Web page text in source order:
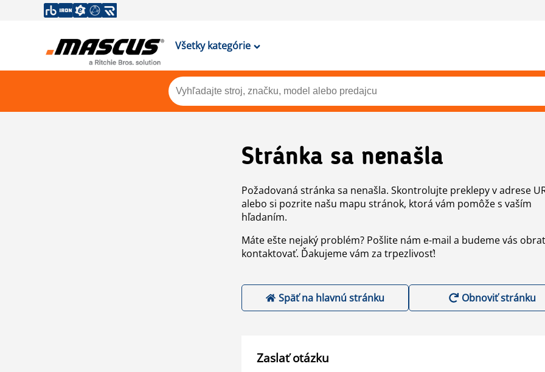
Všetky kategórie
Stránka sa nenašla
Požadovaná stránka sa nenašla. Skontrolujte preklepy v adrese
alebo si pozrite našu mapu stránok, ktorá vám pomôže s vaším
hľadaním.
Máte ešte nejaký problém? Pošlite nám e-mail a budeme vás
kontaktovať. Ďakujeme vám za trpezlivosť!
Späť na hlavnú stránku Obnoviť stránku
Zaslať otázku